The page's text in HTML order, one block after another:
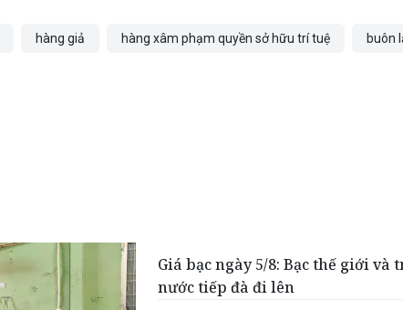
hàng giả hàng xâm phạm quyền sở hữu trí tuệ buôn
Giá bạc ngày 5/8: Bạc thế giới và
nước tiếp đà đi lên